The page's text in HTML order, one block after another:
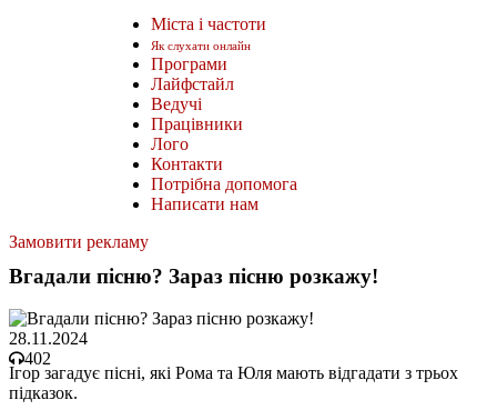
Міста і частоти
Як слухати онлайн
Програми
Лайфстайл
Ведучі
Працівники
Лого
Контакти
Потрібна допомога
Написати нам
Замовити рекламу
Вгадали пісню? Зараз пісню розкажу!
28.11.2024
402
Ігор загадує пісні, які Рома та Юля мають відгадати з трьох
підказок.